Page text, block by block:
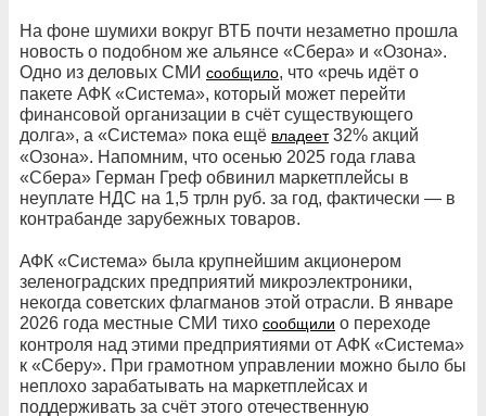
На фоне шумихи вокруг ВТБ почти незаметно прошла
новость о подобном же альянсе «Сбера» и «Озона».
Одно из деловых СМИ сообщило, что «речь идёт о
пакете АФК «Система», который может перейти
финансовой организации в счёт существующего
долга», а «Система» пока ещё владеет32% акций
«Озона». Напомним, что осенью 2025 года глава
«Сбера» Герман Греф обвинил маркетплейсы в
неуплате НДС на 1,5 трлн руб. за год, фактически — в
контрабанде зарубежных товаров.
АФК «Система» была крупнейшим акционером
зеленоградских предприятий микроэлектроники,
некогда советских флагманов этой отрасли. В январе
2026 года местные СМИ тихо сообщили о переходе
контроля над этими предприятиями от АФК «Система»
к «Сберу». При грамотном управлении можно было бы
неплохо зарабатывать на маркетплейсах и
поддерживать за счёт этого отечественную